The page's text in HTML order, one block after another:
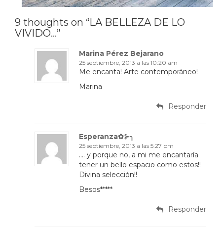
9 thoughts on “LA BELLEZA DE LO
VIVIDO…”
Marina Pérez Bejarano
25 septiembre, 2013 a las 10:20 am
Me encanta! Arte contemporáneo!
Marina
Responder
Esperanza✿⊱╮
25 septiembre, 2013 a las 5:27 pm
…. y porque no, a mi me encantaría
tener un bello espacio como estos!!
Divina selección!!
Besos*****
Responder